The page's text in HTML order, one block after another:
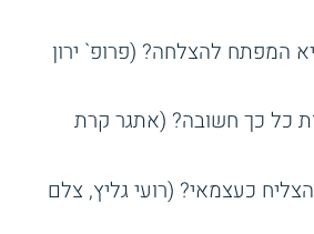
המפתח להצלחה? (פרופ` ירון
כל כך חשובה? (אתגר קרת
כעצמאי? (רועי גליץ, צלם